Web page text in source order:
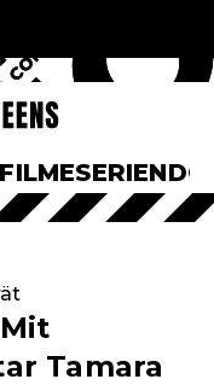
FILMESERIEN
Tamara